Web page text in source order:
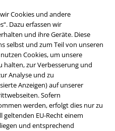
Cookies und andere
Dazu erfassen wir
und ihre Geräte. Diese
selbst und zum Teil von unseren
Cookies, um unsere
halten, zur Verbesserung und
Analyse und zu
Anzeigen) auf unserer
Sofern
werden, erfolgt dies nur zu
EU-Recht einem
und entsprechend
App
EMP App runter und genieße
und Vorteile!